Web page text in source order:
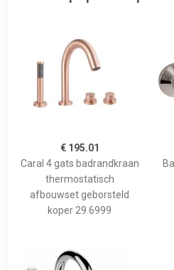
€ 195.01
Caral 4 gats badrandkraan
thermostatisch
afbouwset geborsteld
koper 29.6999